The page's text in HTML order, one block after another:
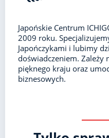
Japońskie Centrum
2009 roku.
Japończykami i lubimy
doświadczeniem. Zależy
pięknego kraju oraz
biznesowych.